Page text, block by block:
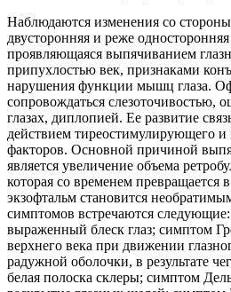
Наблюдаются изменения со стороны
двусторонняя и реже
проявляющаяся выпячиванием
припухлостью век, признаками
нарушения функции мышц глаза.
сопровождаться слезоточивостью,
глазах, диплопией. Ее развитие
действием тиреостимулирующего и
факторов. Основной причиной
является увеличение объема
которая со временем превращается
экзофтальм становится
симптомов встречаются
выраженный блеск глаз; симптом
верхнего века при движении
радужной оболочки, в результате
белая полоска склеры; симптом